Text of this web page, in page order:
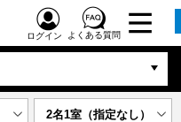
ログイン よくある質問
2名1室（指定なし）